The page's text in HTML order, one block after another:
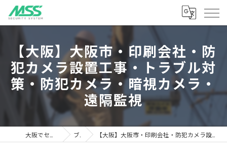
【大阪】大阪市・印刷会社・防
犯カメラ設置工事・トラブル対
策・防犯カメラ・暗視カメラ・
遠隔監視
ブログ 【大阪】大阪市・印刷会社・防犯カメラ設置工事・トラブル対策・防犯カメラ・暗視カメラ・遠隔監視